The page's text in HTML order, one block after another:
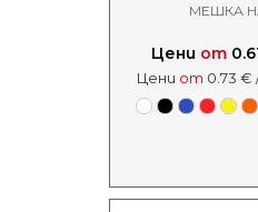
МЕШКА
Цени от
Цени от 0.73 €